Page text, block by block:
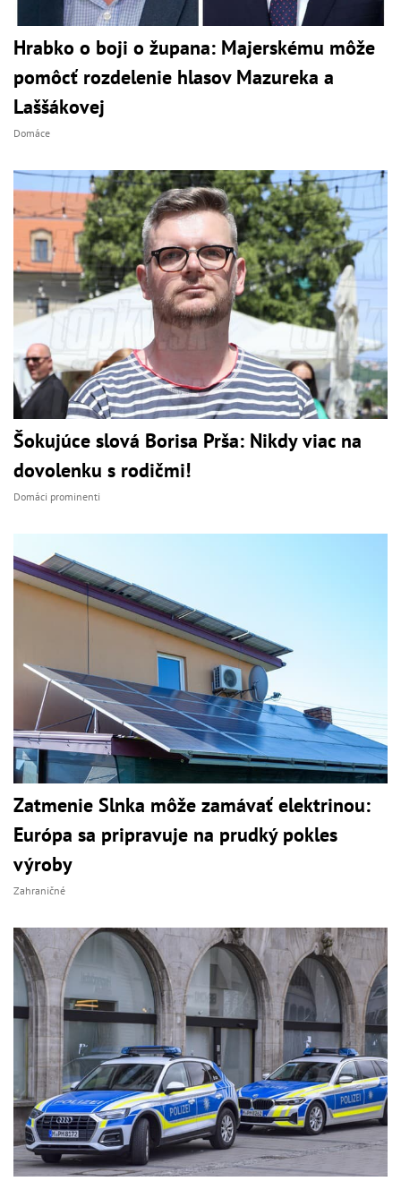
Hrabko o boji o župana: Majerskému môže
pomôcť rozdelenie hlasov Mazureka a
Laššákovej
Domáce
Šokujúce slová Borisa Prša: Nikdy viac na
dovolenku s rodičmi!
Domáci prominenti
Zatmenie Slnka môže zamávať elektrinou:
Európa sa pripravuje na prudký pokles
výroby
Zahraničné